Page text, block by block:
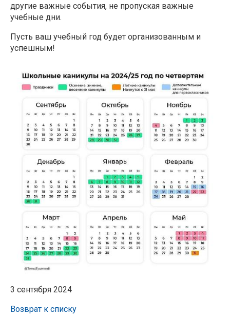
другие важные события, не пропуская важные
учебные дни.
Пусть ваш учебный год будет организованным и
успешным!
3 сентября 2024
Возврат к списку